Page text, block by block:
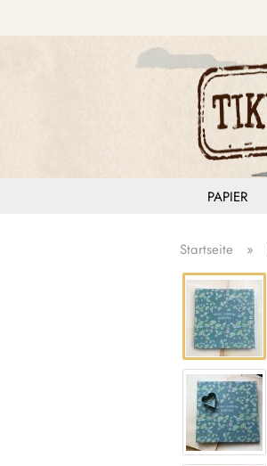
PAPIER
Startseite »